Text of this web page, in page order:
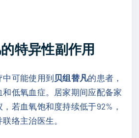
的特异性副作用
中可能使用到贝组替凡的患者，
和低氧血症。居家期间应配备家
若血氧饱和度持续低于92%，
络主治医生。